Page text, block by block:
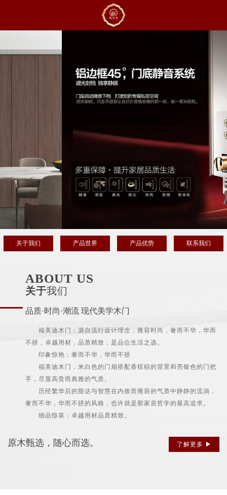
关于我们 产品世界 产品优势 联系我们
ABOUT US
关于我们
品质·时尚·潮流 现代美学木门
福美迪木门：源自流行设计理念，雍容时尚，奢而不华，华而
不骄，卓越用材，品质精致，是品位生活之选。
印象惊艳：奢而不华，华而不骄
福美迪木门，米白色的门扇搭配香槟棕的背景和亮银色的门把
手，尽显高贵而典雅的气质。
历经繁华后的豁达与智慧在内敛而雍容的气质中静静的流淌，
奢而不华，华而不骄的风格，也许就是那家居哲学的最高追求。
细品惊喜：卓越用材品质精致。
了解更多 ▶
原木甄选，随心而选。